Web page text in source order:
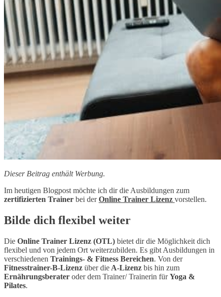
Dieser Beitrag enthält Werbung.
Im heutigen Blogpost möchte ich dir die Ausbildungen zum
zertifizierten Trainer bei derOnline Trainer Lizenz vorstellen.
Bilde dich flexibel weiter
Die Online Trainer Lizenz (OTL) bietet dir die Möglichkeit dich
flexibel und von jedem Ort weiterzubilden. Es gibt Ausbildungen in
verschiedenen Trainings- & Fitness Bereichen. Von der
Fitnesstrainer-B-Lizenz über die A-Lizenz bis hin zum
Ernährungsberater oder dem Trainer/ Trainerin fürYoga &
Pilates.